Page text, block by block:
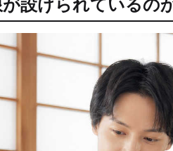
設けられているの